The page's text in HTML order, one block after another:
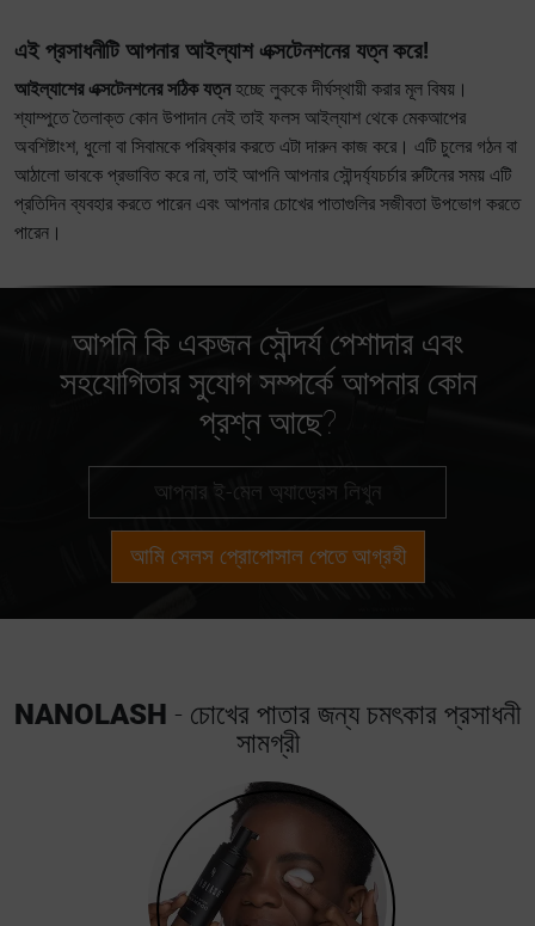
এই প্রসাধনীটি আপনার আইল্যাশ এক্সটেনশনের যত্ন করে!
আইল্যাশের এক্সটেনশনের সঠিক যত্নহচ্ছে লুককে দীর্ঘস্থায়ী করার মূল বিষয়।
শ্যাম্পুতে তৈলাক্ত কোন উপাদান নেই তাই ফলস আইল্যাশ থেকে মেকআপের
অবশিষ্টাংশ, ধুলো বা সিবামকে পরিষ্কার করতে এটা দারুন কাজ করে। এটি চুলের গঠন বা
আঠালো ভাবকে প্রভাবিত করে না, তাই আপনি আপনার সৌন্দর্য্যচর্চার রুটিনের সময় এটি
প্রতিদিন ব্যবহার করতে পারেন এবং আপনার চোখের পাতাগুলির সজীবতা উপভোগ করতে
পারেন।
আপনি কি একজন সৌন্দর্য পেশাদার এবং
সহযোগিতার সুযোগ সম্পর্কে আপনার কোন
প্রশ্ন আছে?
আমি সেলস প্রোপোসাল পেতে আগ্রহী
NANOLASH - চোখের পাতার জন্য চমৎকার প্রসাধনী
সামগ্রী